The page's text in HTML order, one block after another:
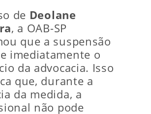
de Deolane
, a OAB-SP
que a suspensão
imediatamente o
da advocacia. Isso
que, durante a
da medida, a
não pode